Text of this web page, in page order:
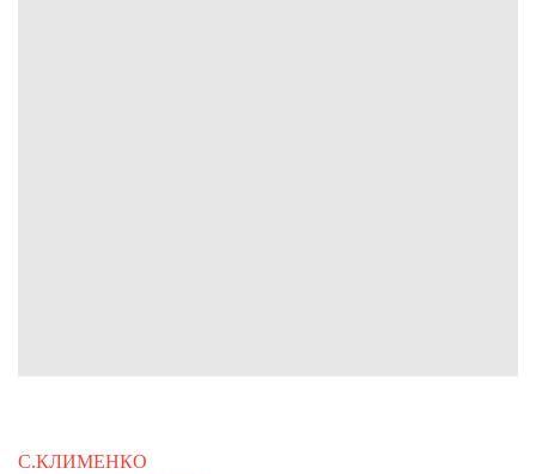
С.КЛИМЕНКО